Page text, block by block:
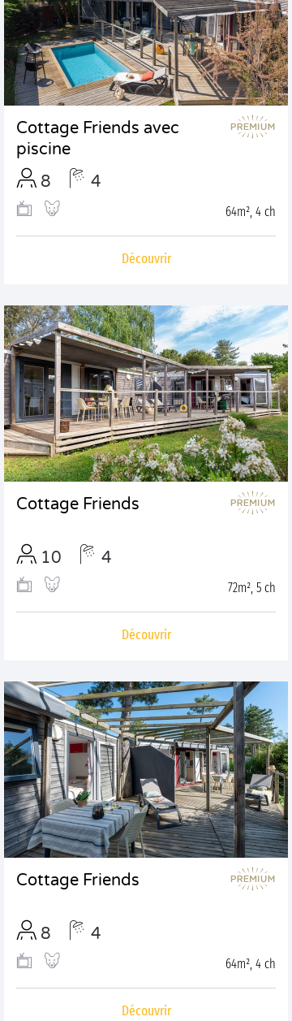
Cottage Friends avec
piscine
8
4
64m², 4 ch
Découvrir
Cottage Friends
10 4
72m², 5 ch
Découvrir
Cottage Friends
8 4
64m², 4 ch
Découvrir